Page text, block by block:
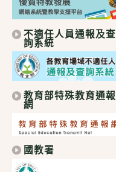
不適任人員通報及查
詢系統
教育部特殊教育通報
網
國教署